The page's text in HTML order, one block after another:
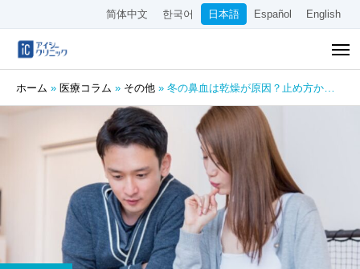
简体中文 한국어 日本語 Español English
ホーム » 医療コラム » その他 » 冬の鼻血は乾燥が原因？止め方から予防対策まで医師が詳しく解説